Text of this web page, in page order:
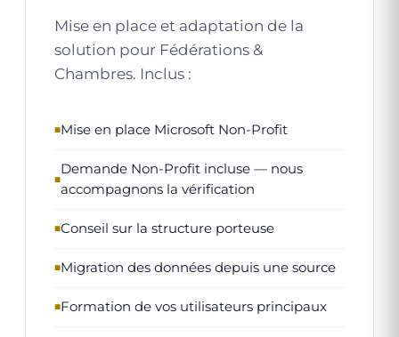
Mise en place et adaptation de la
solution pour Fédérations &
Chambres. Inclus :
Mise en place Microsoft Non-Profit
Demande Non-Profit incluse — nous
accompagnons la vérification
Conseil sur la structure porteuse
Migration des données depuis une source
Formation de vos utilisateurs principaux